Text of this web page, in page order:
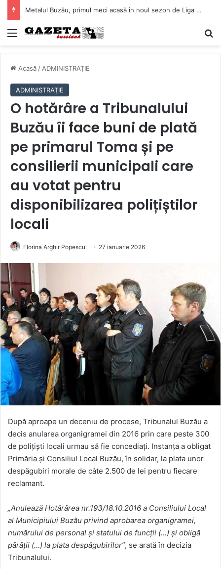
Buzăul irigă zeci de mii de hectare fără să pompeze apa! Un avantaj pe care puține județe îl au
Mediu
Acasă / ADMINISTRAȚIE
ADMINISTRAȚIE
O hotărâre a Tribunalului
Buzău îi face buni de plată
pe primarul Toma și pe
consilierii municipali care
au votat pentru
disponibilizarea polițiștilor
locali
Florina Arghir Popescu 27 ianuarie 2026
După aproape un deceniu de procese, Tribunalul Buzău a
decis anularea organigramei din 2016 prin care peste 300
de polițiști locali urmau să fie concediați. Instanța a obligat
Primăria și Consiliul Local Buzău, în solidar, la plata unor
despăgubiri morale de câte 2.500 de lei pentru fiecare
reclamant.
„Anulează Hotărârea nr.193/18.10.2016 a Consiliului Local
al Municipiului Buzău privind aprobarea organigramei,
numărului de personal şi statului de funcţii (…) şi obligă
pârâţii (…) la plata despăgubirilor”, se arată în decizia
Tribunalului.